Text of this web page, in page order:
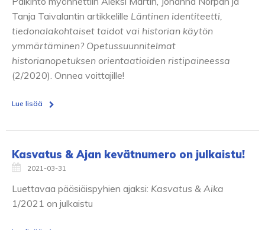
Tanja Taivalantin artikkelille Läntinen identiteetti,
tiedonalakohtaiset taidot vai historian käytön
ymmärtäminen? Opetussuunnitelmat
historianopetuksen orientaatioiden ristipaineessa
(2/2020). Onnea voittajille!
Lue lisää
Kasvatus & Ajan kevätnumero on julkaistu!
2021-03-31
Luettavaa pääsiäispyhien ajaksi: Kasvatus & Aika
1/2021 on julkaistu